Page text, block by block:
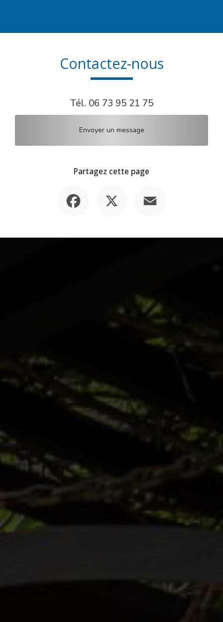
Contactez-nous
Tél. 06 73 95 21 75
Envoyer un message
Partagez cette page